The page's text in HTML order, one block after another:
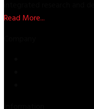
Read More...